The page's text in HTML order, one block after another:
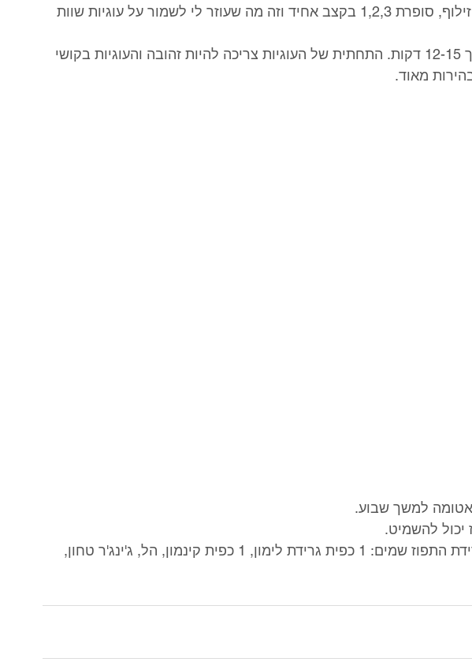
בגודלן- לוחצת על שקית הזילוף, סופרת 1,2,3 בקצב אחיד וזה מה שעוזר לי לשמור על עוגיות שוות
7. אופים את העוגיות במשך 12-15 דקות. התחתית של העוגיות צריכה להיות זהובה והעוגיות בקושי
מאוד.
אטומה למשך שבוע.
יכול להשמיט.
* לגיוון בטעמים במקום גרידת התפוז שמים: 1 כפית גרידת לימון, 1 כפית קינמון, הל, ג'ינג'ר טחון,